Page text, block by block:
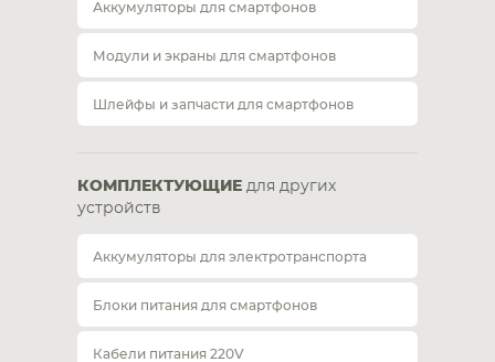
Аккумуляторы для смартфонов
Модули и экраны для смартфонов
Шлейфы и запчасти для смартфонов
КОМПЛЕКТУЮЩИЕ для других
устройств
Аккумуляторы для электротранспорта
Блоки питания для смартфонов
Кабели питания 220V